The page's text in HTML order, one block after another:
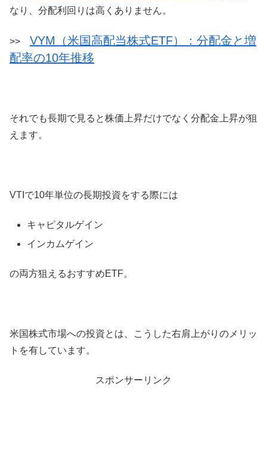
なり、分配利回りは高くありません。
>>
VYM（米国高配当株式ETF）：分配金と増
配率の10年推移
それでも長期で見ると株価上昇だけでなく分配金上昇が狙
えます。
VTIで10年単位の長期投資をする際には
キャピタルゲイン
インカムゲイン
の両方狙えるおすすめETF。
米国株式市場への投資とは、こうした右肩上がりのメリッ
トを有しています。
スポンサーリンク